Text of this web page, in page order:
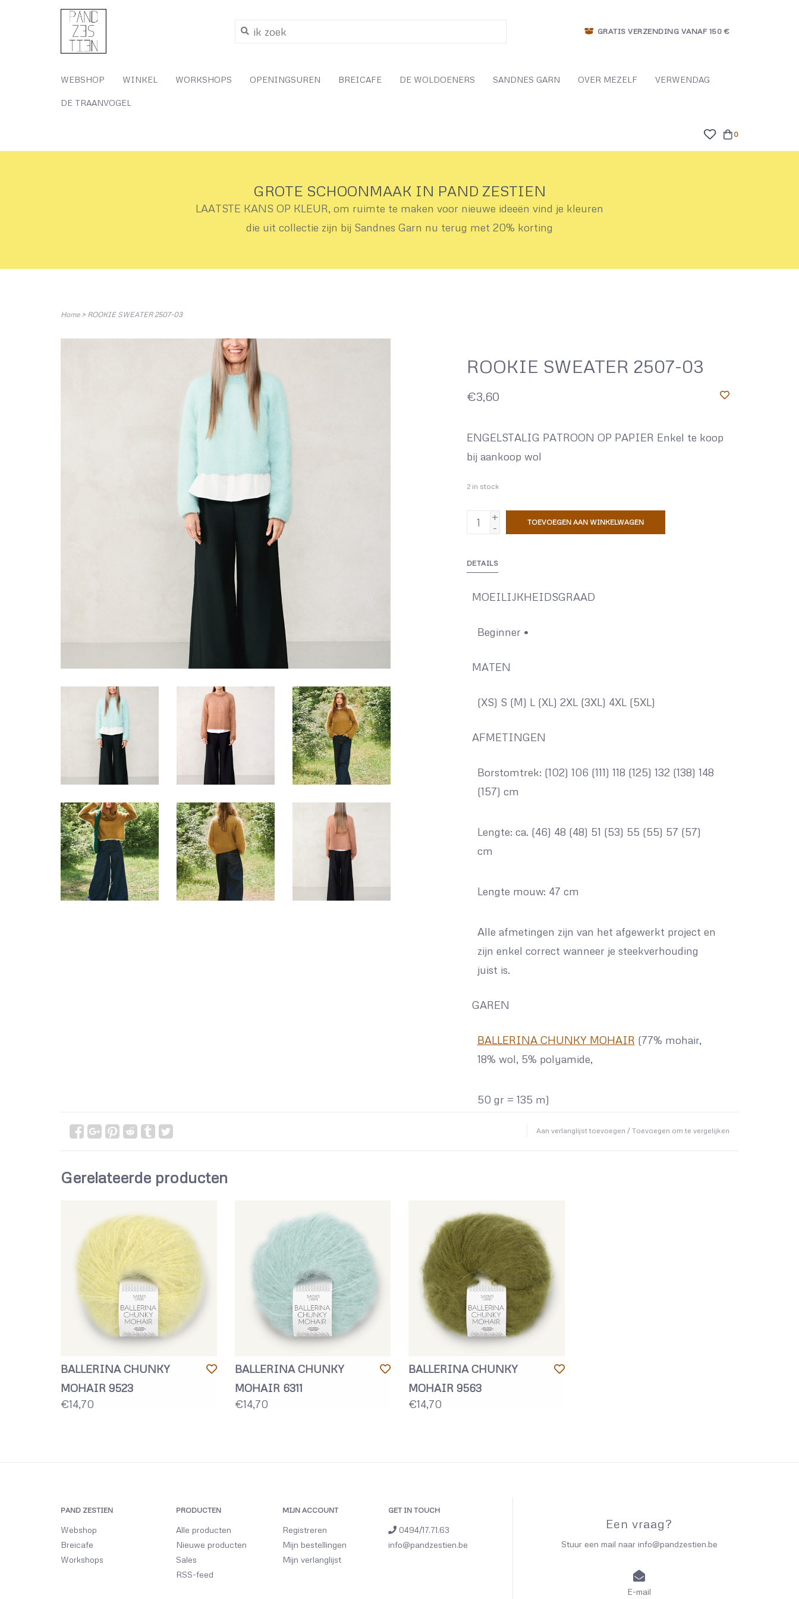
GRATIS VERZENDING VANAF 150 €
WEBSHOP WINKEL WORKSHOPS OPENINGSUREN BREICAFE DE WOLDOENERS SANDNES GARN OVER MEZELF VERWENDAG
DE TRAANVOGEL
0
GROTE SCHOONMAAK IN PAND ZESTIEN
LAATSTE KANS OP KLEUR, om ruimte te maken voor nieuwe ideeën vind je kleuren
die uit collectie zijn bij Sandnes Garn nu terug met 20% korting
Home> ROOKIE SWEATER 2507-03
ROOKIE SWEATER 2507-03
€3,60
ENGELSTALIG PATROON OP PAPIER Enkel te koop
bij aankoop wol
2 in stock
+
-
TOEVOEGEN AAN WINKELWAGEN
DETAILS
MOEILIJKHEIDSGRAAD
Beginner •
MATEN
(XS) S (M) L (XL) 2XL (3XL) 4XL (5XL)
AFMETINGEN
Borstomtrek: (102) 106 (111) 118 (125) 132 (138) 148
(157) cm
Lengte: ca. (46) 48 (48) 51 (53) 55 (55) 57 (57)
cm
Lengte mouw: 47 cm
Alle afmetingen zijn van het afgewerkt project en
zijn enkel correct wanneer je steekverhouding
juist is.
GAREN
BALLERINA CHUNKY MOHAIR (77% mohair,
18% wol, 5% polyamide,
50 gr = 135 m)
HOEVEELHEID GAREN
Rondbreinaalden 6 mm en 7 mm (40 en 80 of
100 cm)
Sokkennaalden 6 mm en 7 mm
STEEKVERHOUDING
13 sts tricotsteek met naalden 7 mm = 10 cm
Aan verlanglijst toevoegen / Toevoegen om te vergelijken
Gerelateerde producten
BALLERINA CHUNKY
MOHAIR 9523
€14,70
BALLERINA CHUNKY
MOHAIR 6311
€14,70
BALLERINA CHUNKY
MOHAIR 9563
€14,70
PAND ZESTIEN
Webshop
Breicafe
Workshops
PRODUCTEN
Alle producten
Nieuwe producten
Sales
RSS-feed
MIJN ACCOUNT
Registreren
Mijn bestellingen
Mijn verlanglijst
GET IN TOUCH
0494/17.71.63
info@pandzestien.be
Een vraag?
Stuur een mail naar info@pandzestien.be
E-mail